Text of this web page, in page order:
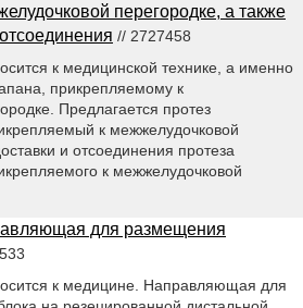
перегородке, а также
// 2727458
к медицинской технике, а именно
прикрепляемому к
Предлагается протез
к межжелудочковой
и отсоединения протеза
к межжелудочковой
для размещения
к медицине. Направляющая для